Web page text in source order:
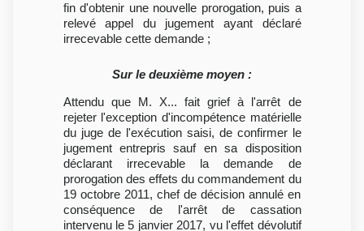
fin d'obtenir une nouvelle prorogation, puis a
relevé appel du jugement ayant déclaré
irrecevable cette demande ;
Sur le deuxième moyen :
Attendu que M. X... fait grief à l'arrêt de
rejeter l'exception d'incompétence matérielle
du juge de l'exécution saisi, de confirmer le
jugement entrepris sauf en sa disposition
déclarant irrecevable la demande de
prorogation des effets du commandement du
19 octobre 2011, chef de décision annulé en
conséquence de l'arrêt de cassation
intervenu le 5 janvier 2017, vu l'effet dévolutif